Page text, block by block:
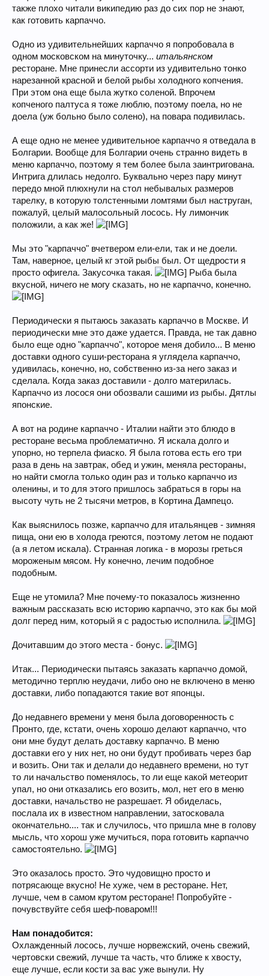
также плохо читали википедию раз до сих пор не знают,
как готовить карпаччо.
Одно из удивительнейших карпаччо я попробовала в
одном московском на минуточку... итальянском
ресторане. Мне принесли ассорти из удивительно тонко
нарезанной красной и белой рыбы холодного копчения.
При этом она еще была жутко соленой. Впрочем
копченого палтуса я тоже люблю, поэтому поела, но не
доела (уж больно было солено), на повара подивилась.
А еще одно не менее удивительное карпаччо я отведала в
Болгарии. Вообще для Болгарии очень странно видеть в
меню карпаччо, поэтому я тем более была заинтригована.
Интрига длилась недолго. Буквально через пару минут
передо мной плюхнули на стол небывалых размеров
тарелку, в которую толстенными ломтями был наструган,
пожалуй, целый малосольный лосось. Ну лимончик
положили, а как же!
Мы это "карпаччо" вчетвером ели-ели, так и не доели.
Там, наверное, целый кг этой рыбы был. От щедрости я
просто офигела. Закусочка такая.
Рыба была
вкусной, ничего не могу сказать, но не карпаччо, конечно.
Периодически я пытаюсь заказать карпаччо в Москве. И
периодически мне это даже удается. Правда, не так давно
было еще одно "карпаччо", которое меня добило... В меню
доставки одного суши-ресторана я углядела карпаччо,
удивилась, конечно, но, собственно из-за него заказ и
сделала. Когда заказ доставили - долго материлась.
Карпаччо из лосося они обозвали сашими из рыбы. Дятлы
японские.
А вот на родине карпаччо - Италии найти это блюдо в
ресторане весьма проблематично. Я искала долго и
упорно, но терпела фиаско. Я была готова есть его три
раза в день на завтрак, обед и ужин, меняла рестораны,
но найти смогла только один раз и только карпаччо из
оленины, и то для этого пришлось забраться в горы на
высоту чуть не 2 тысячи метров, в Кортина Дампецо.
Как выяснилось позже, карпаччо для итальянцев - зимняя
пища, они ею в холода греются, поэтому летом не подают
(а я летом искала). Странная логика - в морозы греться
мороженым мясом. Ну конечно, лечим подобное
подобным.
Еще не утомила? Мне почему-то показалось жизненно
важным рассказать всю историю карпаччо, это как бы мой
долг перед ним, который я с радостью исполнила.
Дочитавшим до этого места - бонус.
Итак... Периодически пытаясь заказать карпаччо домой,
методично терплю неудачи, либо оно не включено в меню
доставки, либо попадаются такие вот японцы.
До недавнего времени у меня была договоренность с
Пронто, где, кстати, очень хорошо делают карпаччо, что
они мне будут делать доставку карпаччо. В меню
доставки его у них нет, но они будут пробивать через бар
и возить. Они так и делали до недавнего времени, но тут
то ли начальство поменялось, то ли еще какой метеорит
упал, но они отказались его возить, мол, нет его в меню
доставки, начальство не разрешает. Я обиделась,
послала их в известном направлении, затосковала
окончательно.... так и случилось, что пришла мне в голову
мысль, что хорош уже мучиться, пора готовить карпаччо
самостоятельно.
Это оказалось просто. Это чудовищно просто и
потрясающе вкусно! Не хуже, чем в ресторане. Нет,
лучше, чем в самом крутом ресторане! Попробуйте -
почувствуйте себя шеф-поваром!!!
Нам понадобится:
Охлажденный лосось, лучше норвежский, очень свежий,
чертовски свежий, лучше та часть, что ближе к хвосту,
еще лучше, если кости за вас уже вынули. Ну